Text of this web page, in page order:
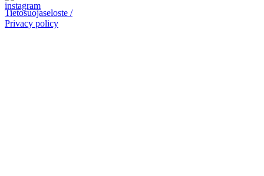
Tietosuojaseloste /
Privacy policy